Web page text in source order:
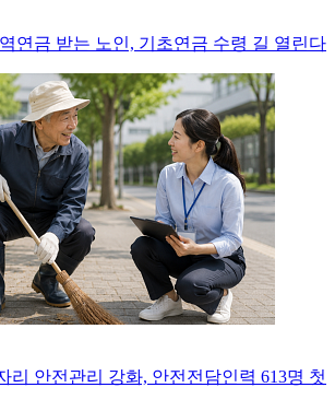
연금 받는 노인, 기초연금 수령 길 열린다
리 안전관리 강화, 안전전담인력 613명 첫